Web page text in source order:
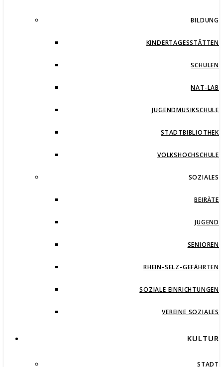
BILDUNG
KINDERTAGESSTÄTTEN
SCHULEN
NAT-LAB
JUGENDMUSIKSCHULE
STADTBIBLIOTHEK
VOLKSHOCHSCHULE
SOZIALES
BEIRÄTE
JUGEND
SENIOREN
RHEIN-SELZ-GEFÄHRTEN
SOZIALE EINRICHTUNGEN
VEREINE SOZIALES
KULTUR
STADT